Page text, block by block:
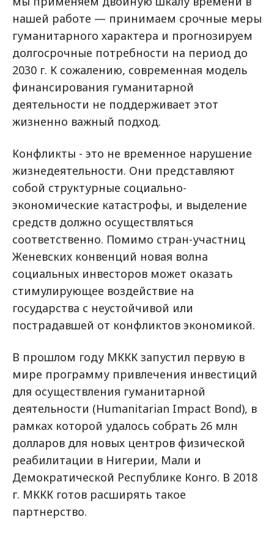
нашей работе — принимаем срочные меры
гуманитарного характера и прогнозируем
долгосрочные потребности на период до
2030 г. К сожалению, современная модель
финансирования гуманитарной
деятельности не поддерживает этот
жизненно важный подход.
Конфликты - это не временное нарушение
жизнедеятельности. Они представляют
собой структурные социально-
экономические катастрофы, и выделение
средств должно осуществляться
соответственно. Помимо стран-участниц
Женевских конвенций новая волна
социальных инвесторов может оказать
стимулирующее воздействие на
государства с неустойчивой или
пострадавшей от конфликтов экономикой.
В прошлом году МККК запустил первую в
мире программу привлечения инвестиций
для осуществления гуманитарной
деятельности (Humanitarian Impact Bond), в
рамках которой удалось собрать 26 млн
долларов для новых центров физической
реабилитации в Нигерии, Мали и
Демократической Республике Конго. В 2018
г. МККК готов расширять такое
партнерство.